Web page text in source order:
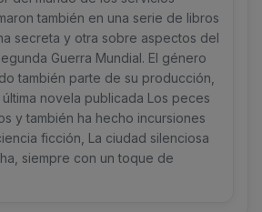
también en una serie de libros
secreta y otra sobre aspectos del
Guerra Mundial. El género
también parte de su producción,
novela publicada Los peces
y también ha hecho incursiones
ficción, La ciudad silenciosa
siempre con un toque de